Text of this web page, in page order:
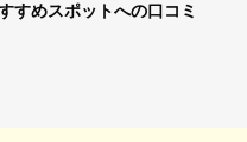
すめスポットへの口コミ